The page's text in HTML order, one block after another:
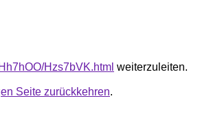
Hzs7bVK.html weiterzuleiten.
Seite zurückkehren.